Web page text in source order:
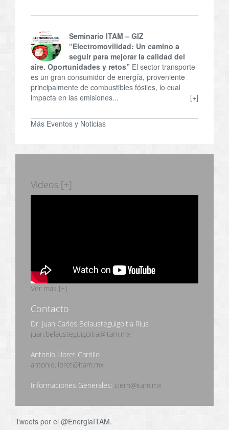
Seminario ITAM – GIZ
“Electromovilidad: Un camino a
seguir para mejorar la calidad del
aire. Oportunidades y retos” El sector transporte
es un gran consumidor de energía, proveniente
principalmente de combustibles fósiles, lo cual
impacta en las emisiones...
[+]
Más Eventos y Noticias
Videos [+]
Ver más [+]
Contacto
Dr. Juan Carlos Belausteguigoitia Rius
juan.belausteguigoitia@itam.mx
Antonio Lloret Carrillo
antonio.lloret@itam.mx
Informaciones Generales: ciern@itam.mx
Tweets por el @EnergiaITAM.